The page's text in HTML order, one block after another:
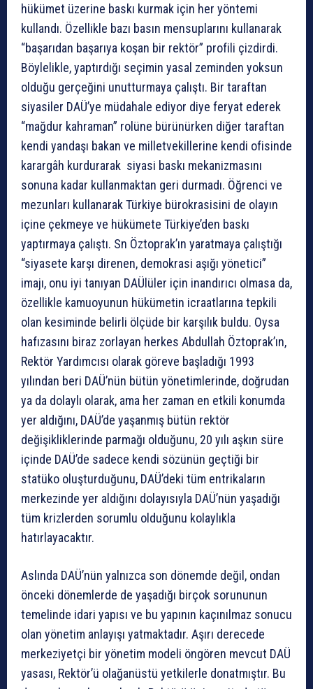
hükümet üzerine baskı kurmak için her yöntemi
kullandı. Özellikle bazı basın mensuplarını kullanarak
“başarıdan başarıya koşan bir rektör” profili çizdirdi.
Böylelikle, yaptırdığı seçimin yasal zeminden yoksun
olduğu gerçeğini unutturmaya çalıştı. Bir taraftan
siyasiler DAÜ’ye müdahale ediyor diye feryat ederek
“mağdur kahraman” rolüne bürünürken diğer taraftan
kendi yandaşı bakan ve milletvekillerine kendi ofisinde
karargâh kurdurarak siyasi baskı mekanizmasını
sonuna kadar kullanmaktan geri durmadı. Öğrenci ve
mezunları kullanarak Türkiye bürokrasisini de olayın
içine çekmeye ve hükümete Türkiye’den baskı
yaptırmaya çalıştı. Sn Öztoprak’ın yaratmaya çalıştığı
“siyasete karşı direnen, demokrasi aşığı yönetici”
imajı, onu iyi tanıyan DAÜlüler için inandırıcı olmasa da,
özellikle kamuoyunun hükümetin icraatlarına tepkili
olan kesiminde belirli ölçüde bir karşılık buldu. Oysa
hafızasını biraz zorlayan herkes Abdullah Öztoprak’ın,
Rektör Yardımcısı olarak göreve başladığı 1993
yılından beri DAÜ’nün bütün yönetimlerinde, doğrudan
ya da dolaylı olarak, ama her zaman en etkili konumda
yer aldığını, DAÜ’de yaşanmış bütün rektör
değişikliklerinde parmağı olduğunu, 20 yılı aşkın süre
içinde DAÜ’de sadece kendi sözünün geçtiği bir
statüko oluşturduğunu, DAÜ’deki tüm entrikaların
merkezinde yer aldığını dolayısıyla DAÜ’nün yaşadığı
tüm krizlerden sorumlu olduğunu kolaylıkla
hatırlayacaktır.
Aslında DAÜ’nün yalnızca son dönemde değil, ondan
önceki dönemlerde de yaşadığı birçok sorununun
temelinde idari yapısı ve bu yapının kaçınılmaz sonucu
olan yönetim anlayışı yatmaktadır. Aşırı derecede
merkeziyetçi bir yönetim modeli öngören mevcut DAÜ
yasası, Rektör’ü olağanüstü yetkilerle donatmıştır. Bu